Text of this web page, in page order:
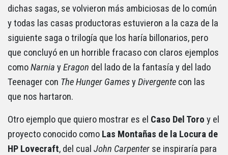
dichas sagas, se volvieron más ambiciosas de lo común
y todas las casas productoras estuvieron a la caza de la
siguiente saga o trilogía que los haría billonarios, pero
que concluyó en un horrible fracaso con claros ejemplos
comoNarnia yEragon del lado de la fantasía y del lado
Teenager con The Hunger GamesyDivergente con las
que nos hartaron.
Otro ejemplo que quiero mostrar es el Caso Del Toro y el
proyecto conocido como Las Montañas de la Locura de
HP Lovecraft, del cual John Carpenter se inspiraría para